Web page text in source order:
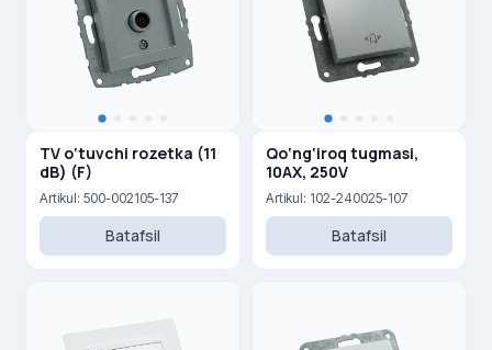
TV o‘tuvchi rozetka (11
dB) (F)
Artikul: 500-002105-137
Batafsil
Qo‘ng‘iroq tugmasi,
10AX, 250V
Artikul: 102-240025-107
Batafsil